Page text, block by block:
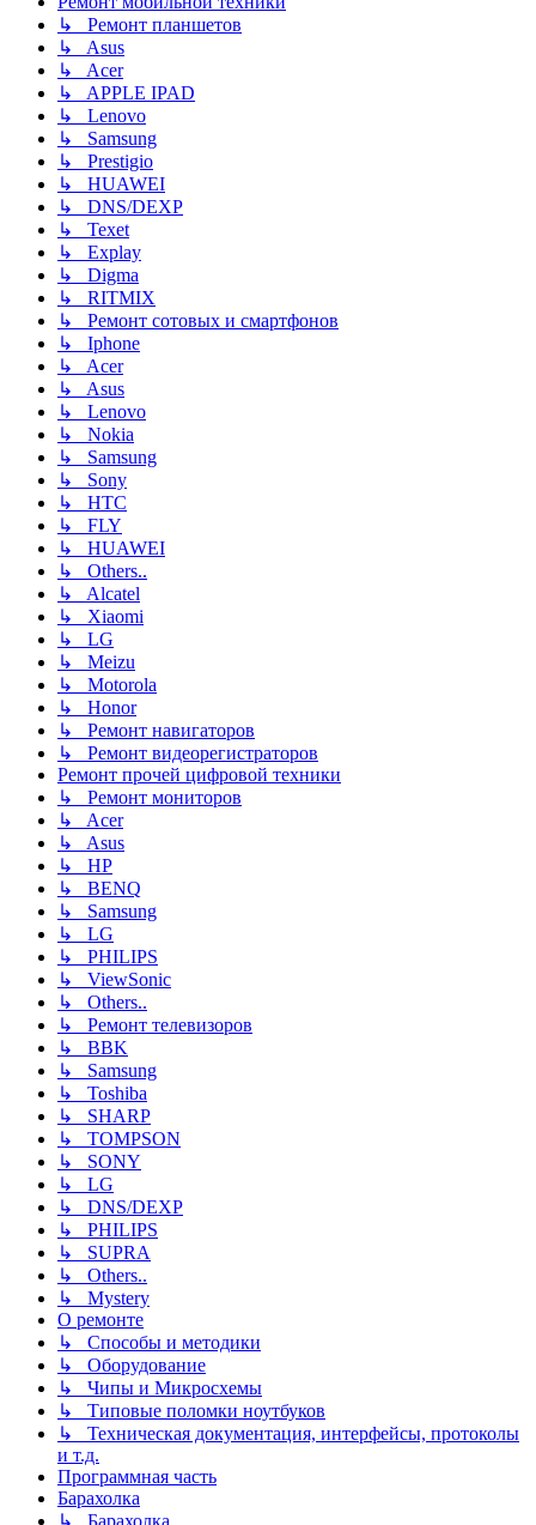
↳ Ремонт планшетов
↳ Asus
↳ Acer
↳ APPLE IPAD
↳ Lenovo
↳ Samsung
↳ Prestigio
↳ HUAWEI
↳ DNS/DEXP
↳ Texet
↳ Explay
↳ Digma
↳ RITMIX
↳ Ремонт сотовых и смартфонов
↳ Iphone
↳ Acer
↳ Asus
↳ Lenovo
↳ Nokia
↳ Samsung
↳ Sony
↳ HTC
↳ FLY
↳ HUAWEI
↳ Others..
↳ Alcatel
↳ Xiaomi
↳ LG
↳ Meizu
↳ Motorola
↳ Honor
↳ Ремонт навигаторов
↳ Ремонт видеорегистраторов
Ремонт прочей цифровой техники
↳ Ремонт мониторов
↳ Acer
↳ Asus
↳ HP
↳ BENQ
↳ Samsung
↳ LG
↳ PHILIPS
↳ ViewSonic
↳ Others..
↳ Ремонт телевизоров
↳ BBK
↳ Samsung
↳ Toshiba
↳ SHARP
↳ TOMPSON
↳ SONY
↳ LG
↳ DNS/DEXP
↳ PHILIPS
↳ SUPRA
↳ Others..
↳ Mystery
О ремонте
↳ Способы и методики
↳ Оборудование
↳ Чипы и Микросхемы
↳ Типовые поломки ноутбуков
↳ Техническая документация, интерфейсы, протоколы
и т.д.
Программная часть
Барахолка